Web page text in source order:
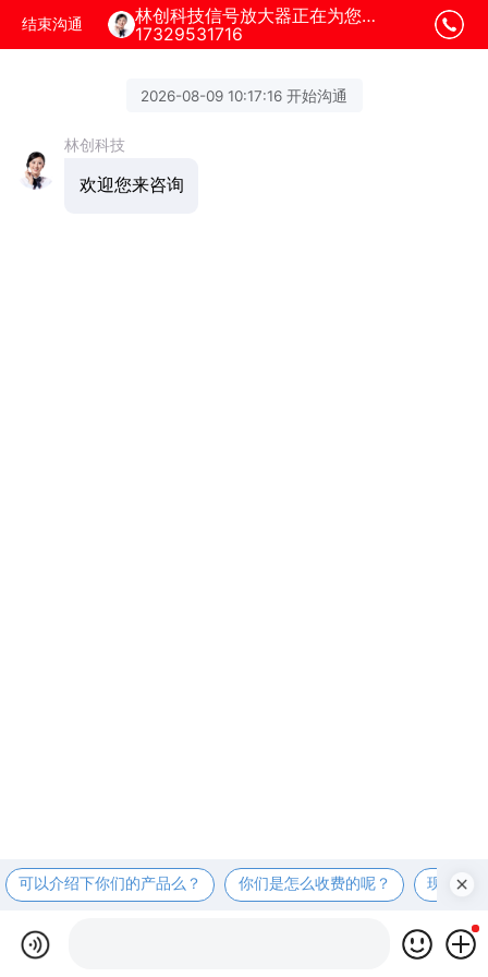
结束沟通
林创科技信号放大器正在为您服务
17329531716
2026-08-09 10:17:16 开始沟通
林创科技
欢迎您来咨询
可以介绍下你们的产品么？ 你们是怎么收费的呢？ 现在有